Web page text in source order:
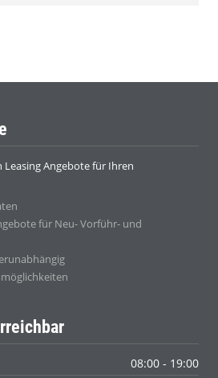
Leasing Angebote für Ihren
für Neu- Vorführ- und
08:00 - 19:00